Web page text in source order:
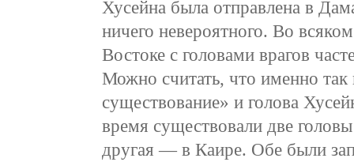
Хусейна была отправлена в
ничего невероятного. Во
Востоке с головами врагов
Можно считать, что именно так
существование» и голова
время существовали две
другая — в Каире. Обе были